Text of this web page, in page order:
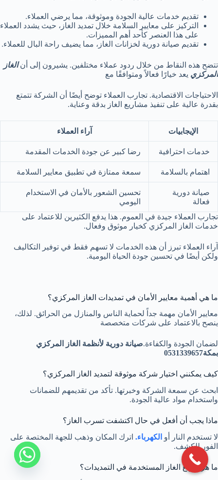
تقديم خدمات عالية الجودة وموثوقة، مما يرضي العملاء.
التركيز على معايير السلامة خلال تمديد الغاز، حيث يشدد العملاء
على هذا العنصر كأحد أهم المميزات.
تقديم صيانة دورية لخزانات الغاز، مما يضيف راحة البال للعملاء.
تتضح هذه النقاط من خلال ردود عملاء مختلفين. يشيرون إلى أن الغاز
المركزي يعد خيارًا فعالاً ومتوافقًا مع
الاحتياجات الاقتصادية. تجارب العملاء توضح أيضًا أن الشركة تتمتع
بقدرة عالية على تنفيذ مشاريع الغاز بدقة وعناية.
الإيجابيات آراء العملاء
خدمات احترافية رضا كبير عن جودة الخدمات المقدمة
اهتمام بالسلامة سمعة ممتازة في تطبيق معايير السلامة
صيانة دورية
فعالة
تحسين الشعور بالأمان في الاستخدام
اليومي
تجارب العملاء جيدة في العموم. هذا يدفع الكثيرين للاعتماد على
خدمات الغاز المركزي كخيار موثوق وفعال.
آراء العملاء تبرز أن هذه الخدمات لا تسهم فقط في توفير التكاليف
ولكن أيضًا في تحسين جودة الحياة اليومية.
ما هي أهمية معايير الأمان في تمديدات الغاز المركزي؟
معايير الأمان مهمة جداً لحماية الناس والمنازل من الحرائق. لذلك،
ينصح بالاعتماد على شركات متخصصة
لضمان الجودة والكفاءة.صيانة دورية لأنظمة الغاز المركزي
بمكة0531339657
كيف يمكنني اختيار شركة موثوقة لتمديد الغاز المركزي؟
ابحث عن سمعة الشركة وخبرتها. تأكد من تقديمهم للضمانات
واستخدام مواد عالية الجودة.
ماذا يجب أن أفعل في حال اكتشفت تسرب الغاز؟
لا تستخدم النار أو الكهرباء. اترك المكان وذهب للجهة المختصة على
الفور للكشف.
ما هي أنواع الغاز المستخدمة في التمديدات؟